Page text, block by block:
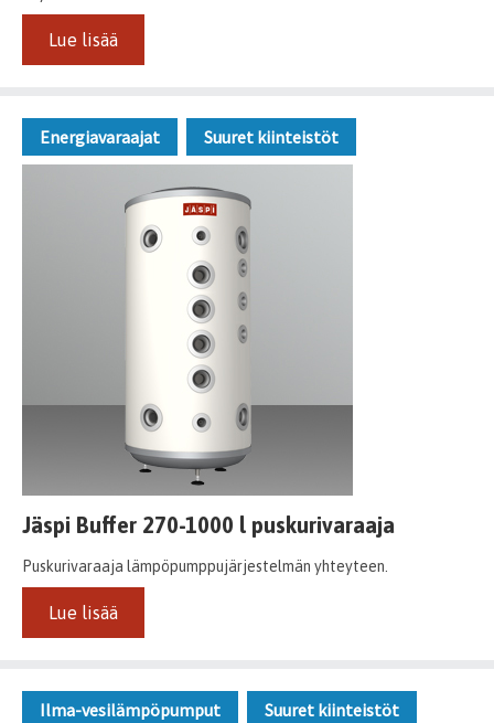
Lue lisää
Energiavaraajat Suuret kiinteistöt
Jäspi Buffer 270-1000 l puskurivaraaja
Puskurivaraaja lämpöpumppujärjestelmän yhteyteen.
Lue lisää
Ilma-vesilämpöpumput Suuret kiinteistöt